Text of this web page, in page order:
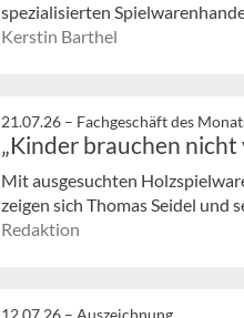
spezialisierten
Kerstin Barthel
21.07.26 – Fachgeschäft des
„Kinder brauchen nicht
Mit ausgesuchten
zeigen sich Thomas Seidel und
Redaktion
12.07.26 – Auszeichnung